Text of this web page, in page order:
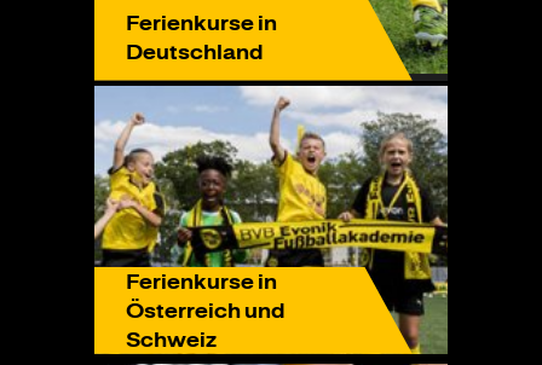
Ferienkurse in
Deutschland
Ferienkurse in
Österreich und
Schweiz